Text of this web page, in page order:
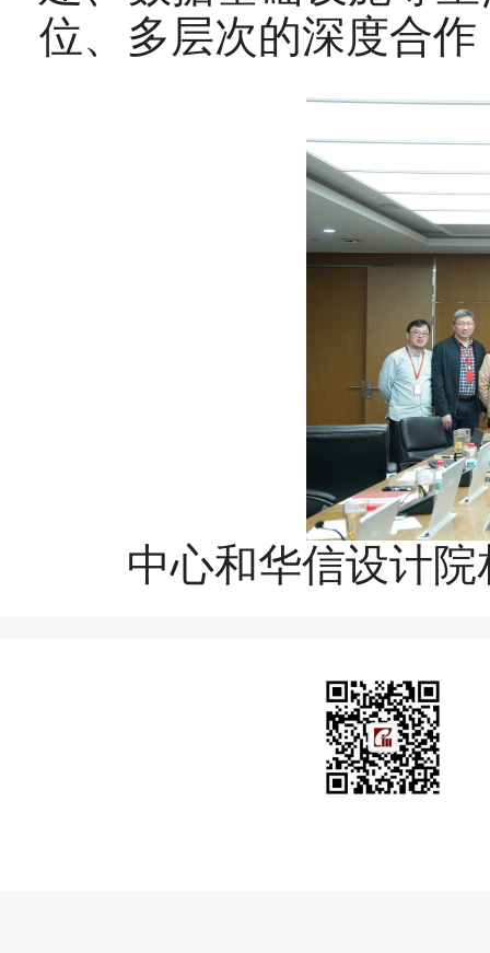
位、多层次的深度合
中心和华信设计院